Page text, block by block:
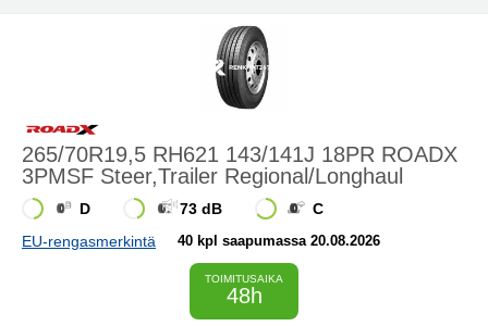
265/70R19,5 RH621 143/141J 18PR ROADX
3PMSF Steer,Trailer Regional/Longhaul
D 73 dB
C
EU-rengasmerkintä
40 kpl saapumassa 20.08.2026
TOIMITUSAIKA
48h